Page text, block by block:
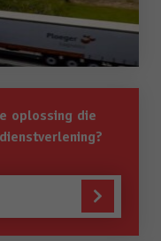
oplossing die